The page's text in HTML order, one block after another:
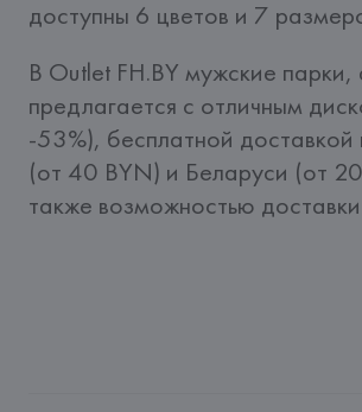
доступны 6 цветов и 7
В Outlet FH.BY мужские парки,
предлагается с отличным
-53%), бесплатной
(от 40 BYN) и Беларуси (от
также возможностью